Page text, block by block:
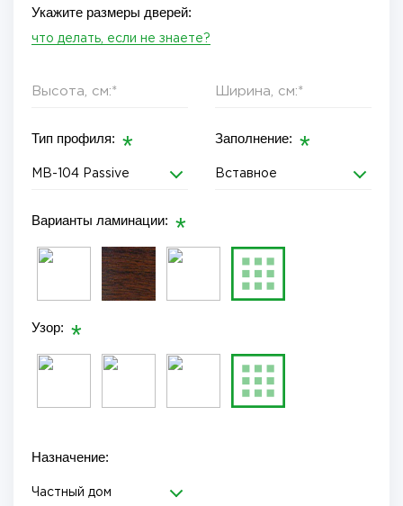
Укажите размеры дверей:
что делать, если не знаете?
Тип профиля:
MB-104 Passive
Заполнение:
Вставное
Варианты ламинации:
Узор:
Назначение:
Частный дом